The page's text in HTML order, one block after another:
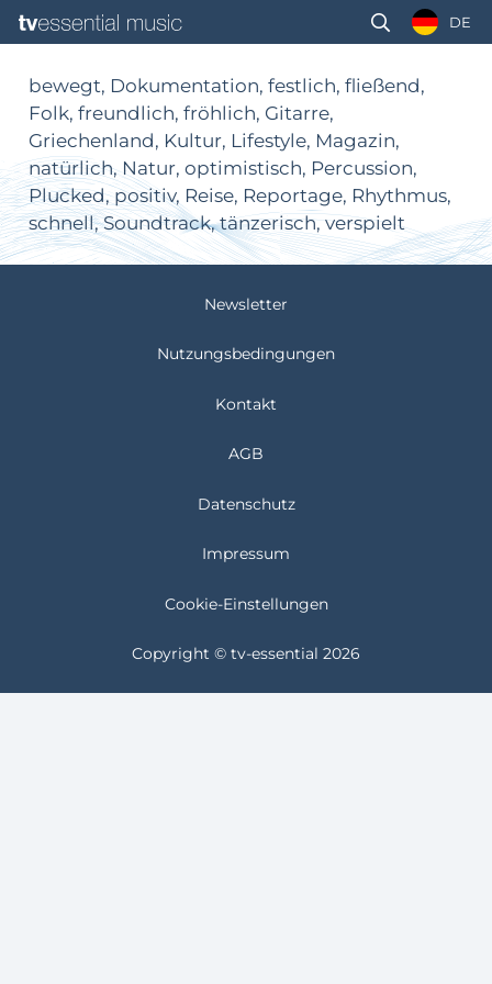
DE
bewegt, Dokumentation, festlich, fließend,
Folk, freundlich, fröhlich, Gitarre,
Griechenland, Kultur, Lifestyle, Magazin,
natürlich, Natur, optimistisch, Percussion,
Plucked, positiv, Reise, Reportage, Rhythmus,
schnell, Soundtrack, tänzerisch, verspielt
Newsletter
Nutzungsbedingungen
Kontakt
AGB
Datenschutz
Impressum
Cookie-Einstellungen
Copyright © tv-essential 2026